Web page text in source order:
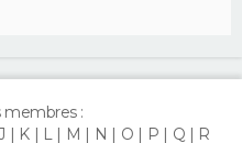
membres :
K L M N O P Q R